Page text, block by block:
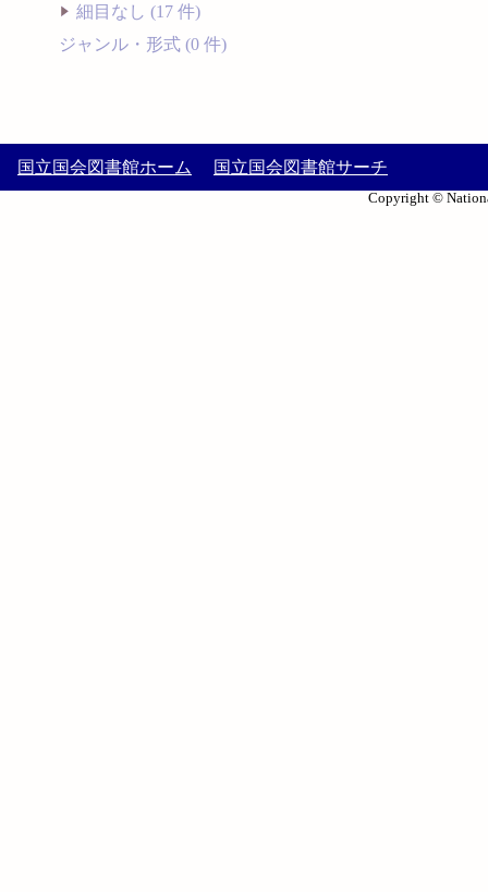
細目なし (17 件)
ジャンル・形式 (0 件)
国立国会図書館ホーム 国立国会図書館サーチ
Copyright ©